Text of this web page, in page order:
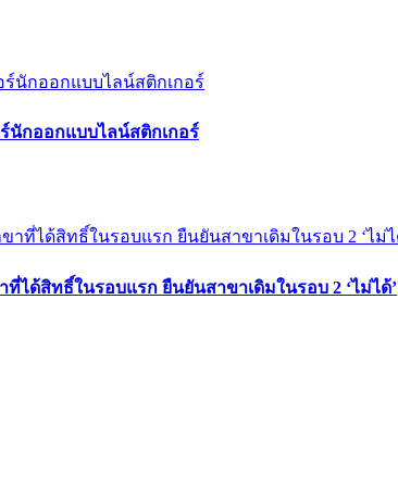
ร์นักออกแบบไลน์สติกเกอร์
ได้สิทธิ์ในรอบแรก ยืนยันสาขาเดิมในรอบ 2 ‘ไม่ได้’